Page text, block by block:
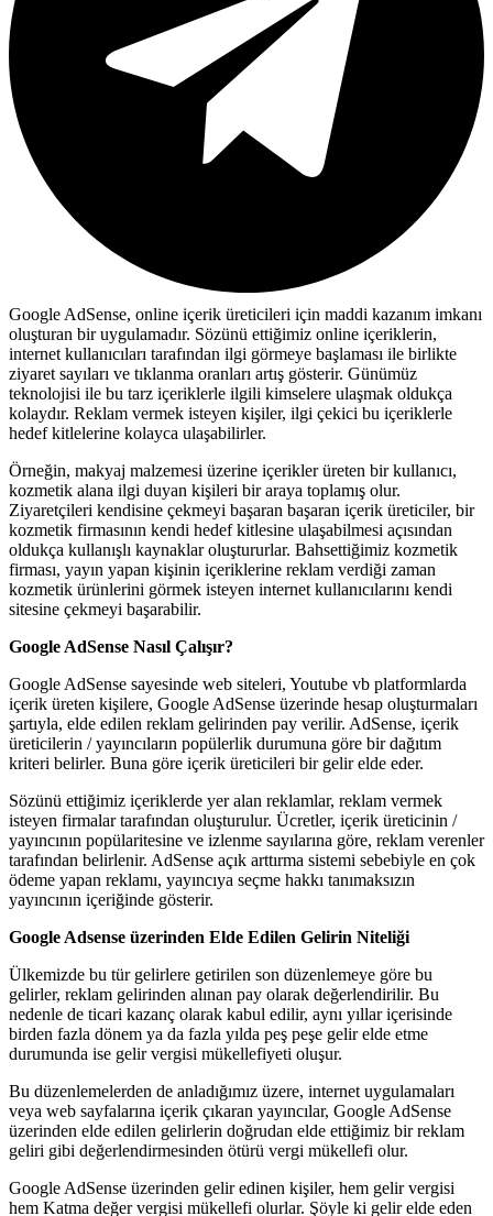
Google AdSense, online içerik üreticileri için maddi kazanım imkanı
oluşturan bir uygulamadır. Sözünü ettiğimiz online içeriklerin,
internet kullanıcıları tarafından ilgi görmeye başlaması ile birlikte
ziyaret sayıları ve tıklanma oranları artış gösterir. Günümüz
teknolojisi ile bu tarz içeriklerle ilgili kimselere ulaşmak oldukça
kolaydır. Reklam vermek isteyen kişiler, ilgi çekici bu içeriklerle
hedef kitlelerine kolayca ulaşabilirler.
Örneğin, makyaj malzemesi üzerine içerikler üreten bir kullanıcı,
kozmetik alana ilgi duyan kişileri bir araya toplamış olur.
Ziyaretçileri kendisine çekmeyi başaran başaran içerik üreticiler, bir
kozmetik firmasının kendi hedef kitlesine ulaşabilmesi açısından
oldukça kullanışlı kaynaklar oluştururlar. Bahsettiğimiz kozmetik
firması, yayın yapan kişinin içeriklerine reklam verdiği zaman
kozmetik ürünlerini görmek isteyen internet kullanıcılarını kendi
sitesine çekmeyi başarabilir.
Google AdSense Nasıl Çalışır?
Google AdSense sayesinde web siteleri, Youtube vb platformlarda
içerik üreten kişilere, Google AdSense üzerinde hesap oluşturmaları
şartıyla, elde edilen reklam gelirinden pay verilir. AdSense, içerik
üreticilerin / yayıncıların popülerlik durumuna göre bir dağıtım
kriteri belirler. Buna göre içerik üreticileri bir gelir elde eder.
Sözünü ettiğimiz içeriklerde yer alan reklamlar, reklam vermek
isteyen firmalar tarafından oluşturulur. Ücretler, içerik üreticinin /
yayıncının popülaritesine ve izlenme sayılarına göre, reklam verenler
tarafından belirlenir. AdSense açık arttırma sistemi sebebiyle en çok
ödeme yapan reklamı, yayıncıya seçme hakkı tanımaksızın
yayıncının içeriğinde gösterir.
Google Adsense üzerinden Elde Edilen Gelirin Niteliği
Ülkemizde bu tür gelirlere getirilen son düzenlemeye göre bu
gelirler, reklam gelirinden alınan pay olarak değerlendirilir. Bu
nedenle de ticari kazanç olarak kabul edilir, aynı yıllar içerisinde
birden fazla dönem ya da fazla yılda peş peşe gelir elde etme
durumunda ise gelir vergisi mükellefiyeti oluşur.
Bu düzenlemelerden de anladığımız üzere, internet uygulamaları
veya web sayfalarına içerik çıkaran yayıncılar, Google AdSense
üzerinden elde edilen gelirlerin doğrudan elde ettiğimiz bir reklam
geliri gibi değerlendirmesinden ötürü vergi mükellefi olur.
Google AdSense üzerinden gelir edinen kişiler, hem gelir vergisi
hem Katma değer vergisi mükellefi olurlar. Şöyle ki gelir elde eden